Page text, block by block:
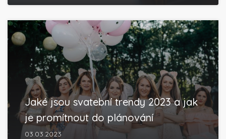
Jaké jsou svatební trendy 2023 a jak
je promítnout do plánování
03.03.2023